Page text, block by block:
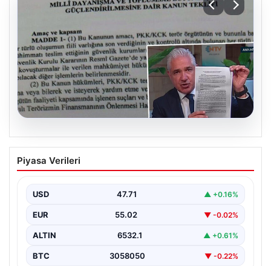
05.08.2026
Süreç yasası teklifi tamamlandı. İşte
madde madde kanun teklifi ve
Piyasa Verileri
USD 47.71 ▲ +0.16%
EUR 55.02 ▼ -0.02%
ALTIN 6532.1 ▲ +0.61%
BTC 3058050 ▼ -0.22%